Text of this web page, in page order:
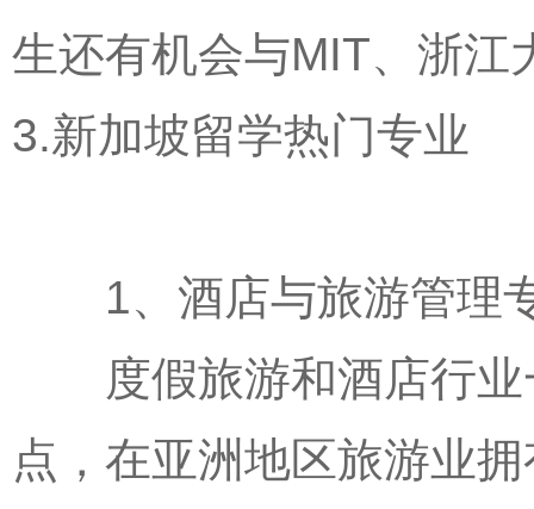
生还有机会与MIT、浙江
3.新加坡留学热门专业
1、酒店与旅游管理
度假旅游和酒店行业
点，在亚洲地区旅游业